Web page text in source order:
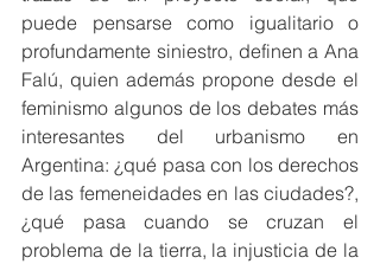
puede pensarse como igualitario o
profundamente siniestro, definen a Ana
Falú, quien además propone desde el
feminismo algunos de los debates más
interesantes del urbanismo en
Argentina: ¿qué pasa con los derechos
de las femeneidades en las ciudades?,
¿qué pasa cuando se cruzan el
problema de la tierra, la injusticia de la